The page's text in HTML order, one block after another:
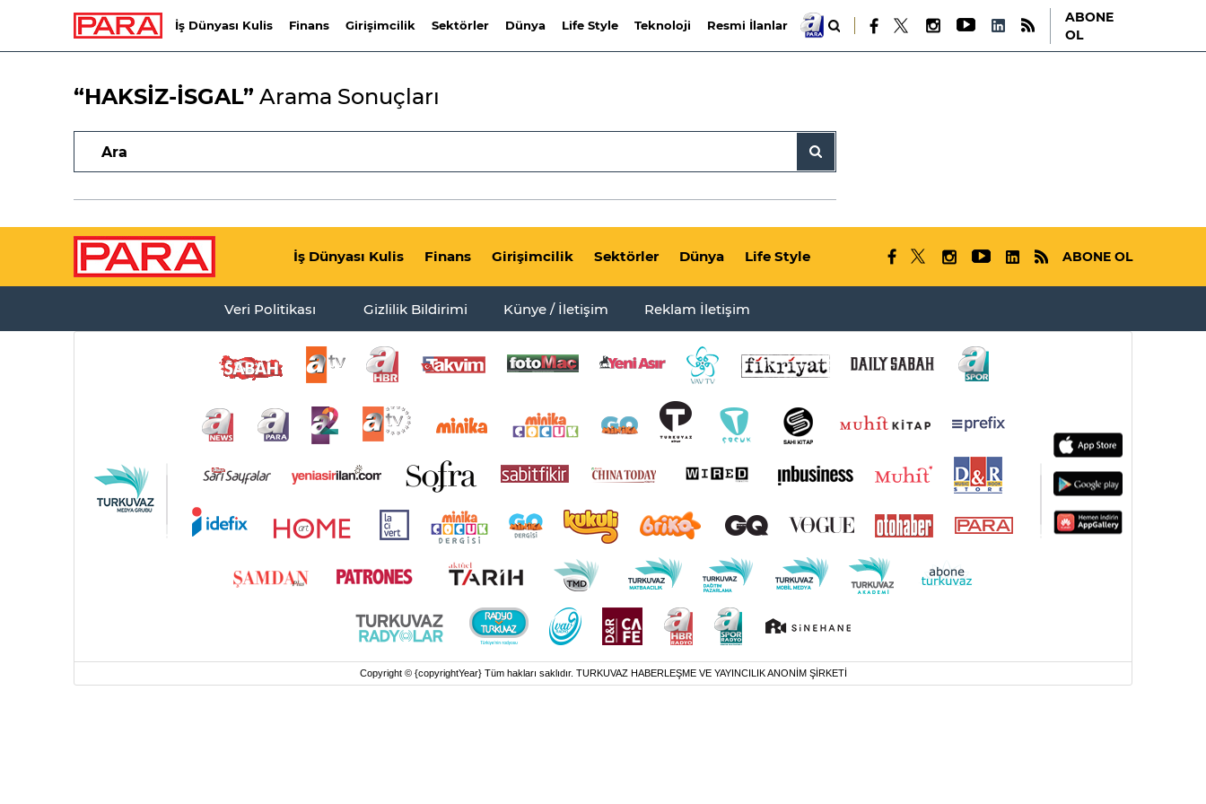
İş Dünyası Kulis Finans Girişimcilik Sektörler Dünya Life Style Teknoloji Resmi İlanlar
ABONE
OL
“HAKSİZ-İSGAL” Arama Sonuçları
İş Dünyası Kulis Finans Girişimcilik Sektörler Dünya Life Style ABONE OL
Veri Politikası Gizlilik Bildirimi Künye / İletişim Reklam İletişim
Copyright © {copyrightYear} Tüm hakları saklıdır. TURKUVAZ HABERLEŞME VE YAYINCILIK ANONİM ŞİRKETİ